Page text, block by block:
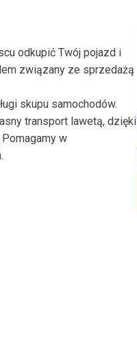
odkupić Twój pojazd i
związany ze sprzedażą
skupu samochodów.
transport lawetą, dzięki
w